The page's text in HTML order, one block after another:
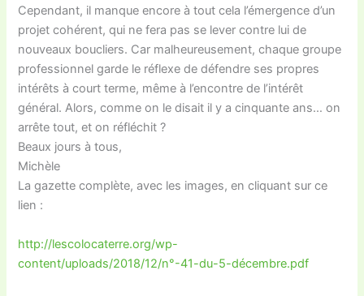
Cependant, il manque encore à tout cela l’émergence d’un
projet cohérent, qui ne fera pas se lever contre lui de
nouveaux boucliers. Car malheureusement, chaque groupe
professionnel garde le réflexe de défendre ses propres
intérêts à court terme, même à l’encontre de l’intérêt
général. Alors, comme on le disait il y a cinquante ans… on
arrête tout, et on réfléchit ?
Beaux jours à tous,
Michèle
La gazette complète, avec les images, en cliquant sur ce
lien :
http://lescolocaterre.org/wp-
content/uploads/2018/12/n°-41-du-5-décembre.pdf